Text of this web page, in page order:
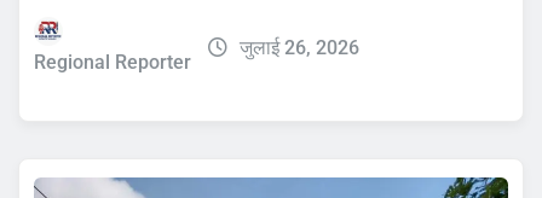
Regional Reporter
जुलाई 26, 2026